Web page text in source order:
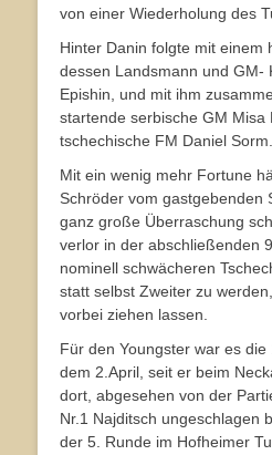
von einer Wiederholung des
Hinter Danin folgte mit einem
dessen Landsmann und GM-
Epishin, und mit ihm
startende serbische GM Misa
tschechische FM Daniel Sorm.
Mit ein wenig mehr Fortune
Schröder vom gastgebenden
ganz große Überraschung
verlor in der abschließenden
nominell schwächeren
statt selbst Zweiter zu
vorbei ziehen lassen.
Für den Youngster war es
dem 2.April, seit er beim
dort, abgesehen von der
Nr.1 Najditsch ungeschlagen
der 5. Runde im Hofheimer